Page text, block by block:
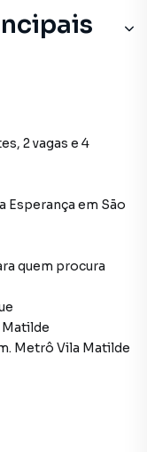
2 vagas e 4
Esperança em São
quem procura
Metrô Vila Matilde